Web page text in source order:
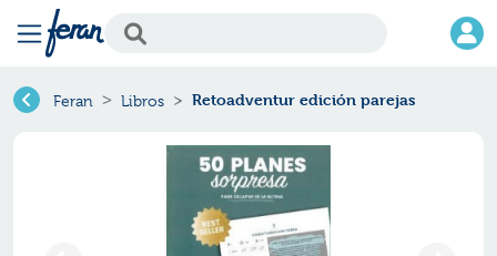
Feran Libros Retoadventur edición parejas